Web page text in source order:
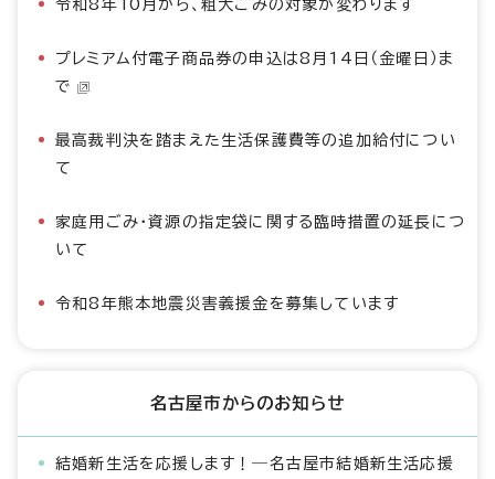
令和8年10月から、粗大ごみの対象が変わります
プレミアム付電子商品券の申込は8月14日（金曜日）ま
で
最高裁判決を踏まえた生活保護費等の追加給付につい
て
家庭用ごみ・資源の指定袋に関する臨時措置の延長につ
いて
令和8年熊本地震災害義援金を募集しています
名古屋市からのお知らせ
結婚新生活を応援します！―名古屋市結婚新生活応援